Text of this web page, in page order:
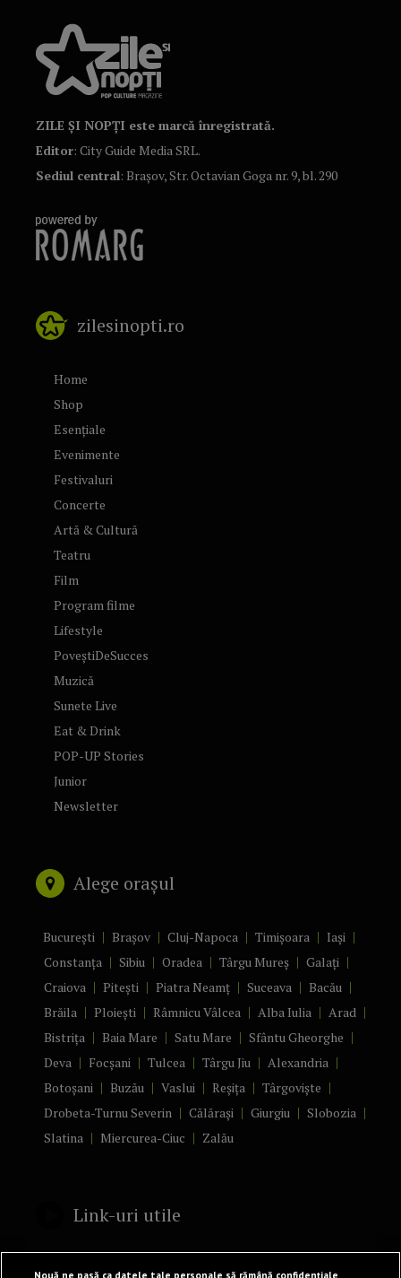
ZILE ȘI NOPȚI este marcă înregistrată.
Editor: City Guide Media SRL.
Sediul central: Brașov, Str. Octavian Goga nr. 9, bl. 290
zilesinopti.ro
Home
Shop
Esențiale
Evenimente
Festivaluri
Concerte
Artă & Cultură
Teatru
Film
Program filme
Lifestyle
PoveștiDeSucces
Muzică
Sunete Live
Eat & Drink
POP-UP Stories
Junior
Newsletter
Alege orașul
București Brașov Cluj-Napoca Timișoara
Iași
Constanța
Sibiu Oradea Târgu Mureș
Galați
Craiova
Pitești Piatra Neamț Suceava
Bacău
Brăila
Ploiești Râmnicu Vâlcea Alba Iulia
Arad
Bistrița
Baia Mare Satu Mare
Sfântu Gheorghe
Deva
Focșani Tulcea Târgu Jiu
Alexandria
Botoșani
Buzău Vaslui Reșița
Târgoviște
Drobeta-Turnu Severin
Călărași Giurgiu
Slobozia
Slatina
Miercurea-Ciuc Zalău
Link-uri utile
Politică de confidențialitate
Nouă ne pasă ca datele tale personale să rămână confidențiale